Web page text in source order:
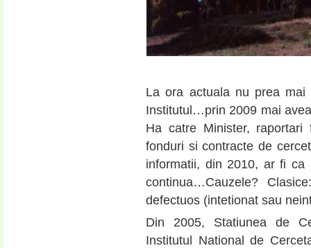
La ora actuala nu prea
Institutul…prin 2009 mai
Ha catre Minister, raportari
fonduri si contracte de
informatii, din 2010, ar fi
continua…Cauzele?
defectuos (intetionat sau
Din 2005, Statiunea de
Institutul National de